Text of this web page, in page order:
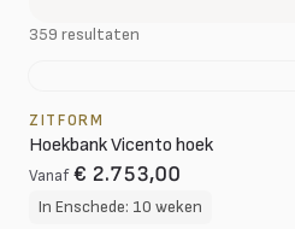
359 resultaten
ZITFORM
Hoekbank Vicento hoek
Vanaf € 2.753,00
In Enschede: 10 weken